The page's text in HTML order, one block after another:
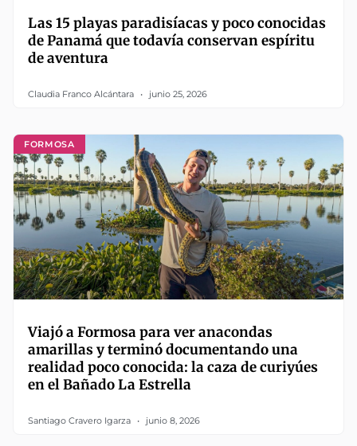
Las 15 playas paradisíacas y poco conocidas
de Panamá que todavía conservan espíritu
de aventura
Claudia Franco Alcántara junio 25, 2026
FORMOSA
Viajó a Formosa para ver anacondas
amarillas y terminó documentando una
realidad poco conocida: la caza de curiyúes
en el Bañado La Estrella
Santiago Cravero Igarza junio 8, 2026